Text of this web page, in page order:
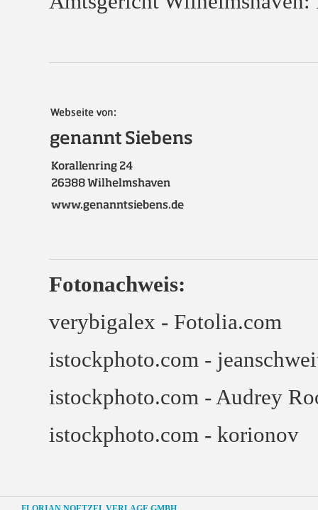
Fotonachweis:
verybigalex - Fotolia.com
istockphoto.com -
istockphoto.com - Audrey
istockphoto.com - korionov